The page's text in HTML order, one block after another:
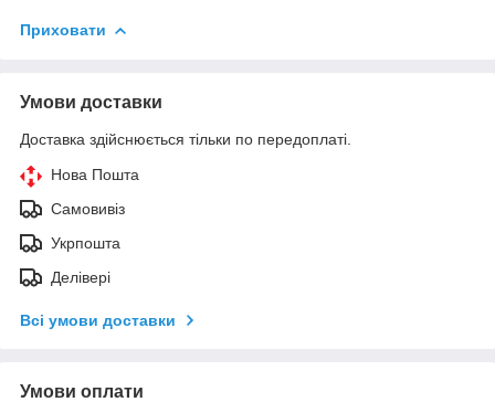
Приховати
Умови доставки
Доставка здійснюється тільки по передоплаті.
Нова Пошта
Самовивіз
Укрпошта
Делівері
Всі умови доставки
Умови оплати